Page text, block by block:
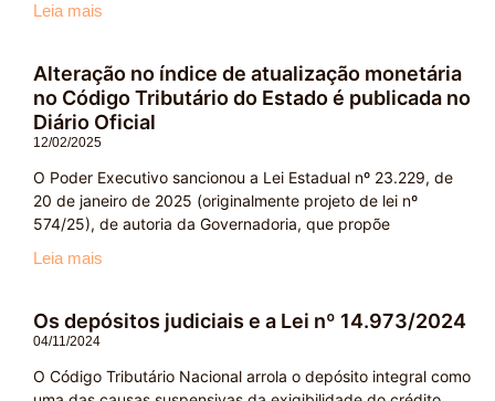
Leia mais
Alteração no índice de atualização monetária
no Código Tributário do Estado é publicada no
Diário Oficial
12/02/2025
O Poder Executivo sancionou a Lei Estadual nº 23.229, de
20 de janeiro de 2025 (originalmente projeto de lei nº
574/25), de autoria da Governadoria, que propõe
Leia mais
Os depósitos judiciais e a Lei nº 14.973/2024
04/11/2024
O Código Tributário Nacional arrola o depósito integral como